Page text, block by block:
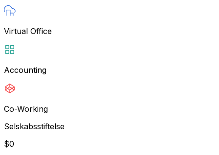
Virtual Office
Accounting
Co-Working
Selskabsstiftelse
$0